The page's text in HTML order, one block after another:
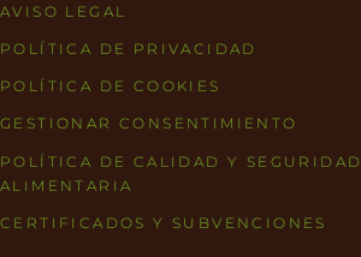
AVISO LEGAL
POLÍTICA DE PRIVACIDAD
POLÍTICA DE COOKIES
GESTIONAR CONSENTIMIENTO
POLÍTICA DE CALIDAD Y SEGURIDAD
ALIMENTARIA
CERTIFICADOS Y SUBVENCIONES